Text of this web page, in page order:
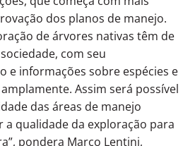
dos planos de manejo.
de árvores nativas têm de
com seu
e informações sobre espécies e
Assim será possível
das áreas de manejo
qualidade da exploração para
pondera Marco Lentini,